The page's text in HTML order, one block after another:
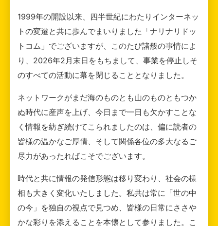
1999年の開設以来、四半世紀にわたりインターネッ
トの変遷と共に歩んでまいりました「ナリナリドッ
トコム」でございますが、このたび諸般の事情によ
り、2026年2月末日をもちまして、事業を停止しそ
のすべての活動に幕を閉じることとなりました。
ネットワークがまだ海のものとも山のものともつか
ぬ時代に産声を上げ、今日まで一日も欠かすことな
く情報を紡ぎ続けてこられましたのは、偏に読者の
皆様の温かなご厚情、そして関係各位の多大なるご
尽力があったればこそでございます。
時代と共に情報の発信形態は移り変わり、社会の様
相も大きく変化いたしました。私共は常に「世の中
の今」を独自の視点で見つめ、皆様の日常にささや
かな彩りを添えることを本懐として参りました。こ